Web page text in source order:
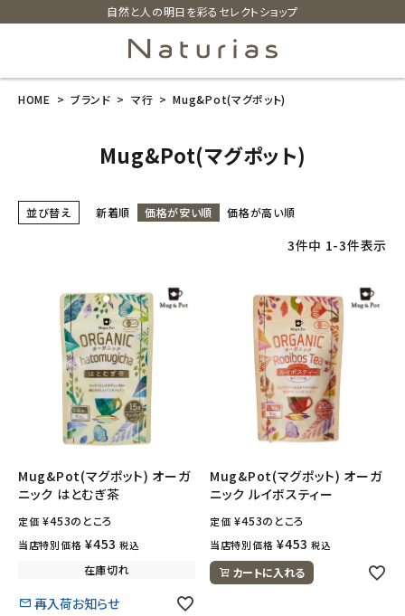
自然と人の明日を彩るセレクトショップ
search
新商品
美容・コスメ・香水
衛生用品
日用品雑貨
フェムケア
インナー・下着・ナイトウェア
キッズ・ベビー・マタニティ
HOME ブランド マ行 Mug&Pot(マグポット)
Mug&Pot(マグポット)
並び替え 新着順 価格が安い順 価格が高い順
3件中 1-3件表示
Mug&Pot(マグポット) オーガ
ニック はとむぎ茶
定価 ¥453のところ
当店特別価格 ¥453 税込
在庫切れ
再入荷お知らせ
Mug&Pot(マグポット) オーガ
ニック ルイボスティー
定価 ¥453のところ
当店特別価格 ¥453 税込
カートに入れる